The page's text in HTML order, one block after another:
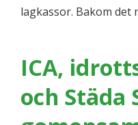
lagkassor. Bakom det
ICA,
och Städa